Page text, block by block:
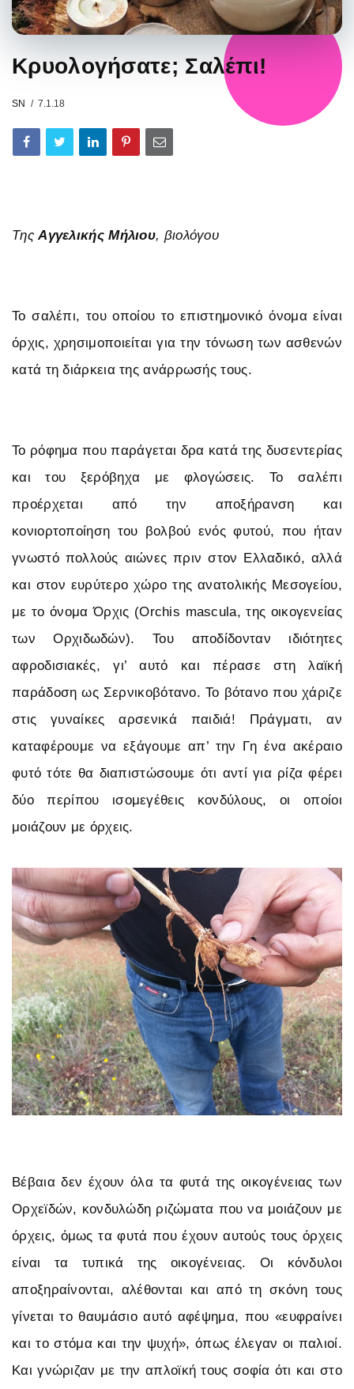
Κρυολογήσατε; Σαλέπι!
SN 7.1.18
TηςΑγγελικής Μήλιου, βιολόγου
To σαλέπι, του οποίου το επιστημονικό όνομα είναι
όρχις, χρησιμοποιείται για την τόνωση των ασθενών
κατά τη διάρκεια της ανάρρωσής τους.
Το ρόφημα που παράγεται δρα κατά της δυσεντερίας
και του ξερόβηχα με φλογώσεις. Το σαλέπι
προέρχεται από την αποξήρανση και
κονιορτοποίηση του βολβού ενός φυτού, που ήταν
γνωστό πολλούς αιώνες πριν στον Ελλαδικό, αλλά
και στον ευρύτερο χώρο της ανατολικής Μεσογείου,
με το όνομα Όρχις (Orchis mascula, της οικογενείας
των Ορχιδωδών). Του αποδίδονταν ιδιότητες
αφροδισιακές, γι’ αυτό και πέρασε στη λαϊκή
παράδοση ως Σερνικοβότανο. Το βότανο που χάριζε
στις γυναίκες αρσενικά παιδιά! Πράγματι, αν
καταφέρουμε να εξάγουμε απ’ την Γη ένα ακέραιο
φυτό τότε θα διαπιστώσουμε ότι αντί για ρίζα φέρει
δύο περίπου ισομεγέθεις κονδύλους, οι οποίοι
μοιάζουν με όρχεις.
Βέβαια δεν έχουν όλα τα φυτά της οικογένειας των
Ορχεϊδών, κονδυλώδη ριζώματα που να μοιάζουν με
όρχεις, όμως τα φυτά που έχουν αυτούς τους όρχεις
είναι τα τυπικά της οικογένειας. Οι κόνδυλοι
αποξηραίνονται, αλέθονται και από τη σκόνη τους
γίνεται το θαυμάσιο αυτό αφέψημα, που «ευφραίνει
και το στόμα και την ψυχή», όπως έλεγαν οι παλιοί.
Και γνώριζαν με την απλοϊκή τους σοφία ότι και στο